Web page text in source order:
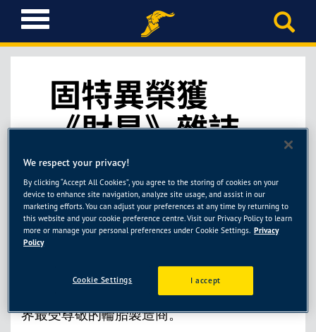
T
o
g
a
a
t
i
o
n
固特異榮獲
《財星》雜誌
評選為全世界
最受尊敬的輪
胎製造商
固特異連續五年榮獲《財星》雜誌評選為全世
界最受尊敬的輪胎製造商。
We respect your privacy!
By clicking “Accept All Cookies”, you agree to the storing of cookies on your
device to enhance site navigation, analyze site usage, and assist in our
marketing efforts. You can adjust your preferences at any time by returning to
this website and your cookie preference centre. Visit our Privacy Policy to learn
more or manage your personal preferences under Cookie Settings. Privacy
Policy
I accept
Cookie Settings